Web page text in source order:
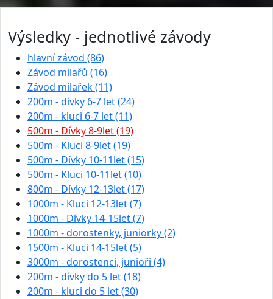
Výsledky - jednotlivé závody
hlavní závod (86)
Závod mílařů (16)
Závod mílařek (11)
200m - dívky 6-7 let (24)
200m - kluci 6-7 let (11)
500m - Dívky 8-9let (19)
500m - Kluci 8-9let (19)
500m - Dívky 10-11let (15)
500m - Kluci 10-11let (10)
800m - Dívky 12-13let (17)
1000m - Kluci 12-13let (7)
1000m - Dívky 14-15let (7)
1000m - dorostenky, juniorky (2)
1500m - Kluci 14-15let (5)
3000m - dorostenci, junioři (4)
200m - dívky do 5 let (18)
200m - kluci do 5 let (30)